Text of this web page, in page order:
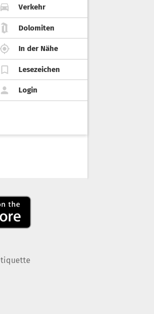
Verkehr
Dolomiten
In der Nähe
Lesezeichen
Login